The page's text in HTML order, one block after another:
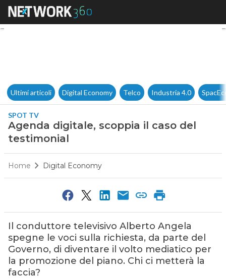
Agenda digitale, scoppia il
Ultimi articoli Digital Economy Telco Industria 4.0
SPOT TV
Agenda digitale, scoppia il caso del
testimonial
Home Digital Economy
Il conduttore televisivo Alberto Angela
spegne le voci sulla richiesta, da parte del
Governo, di diventare il volto mediatico per
la promozione del piano. Chi ci metterà la
faccia?